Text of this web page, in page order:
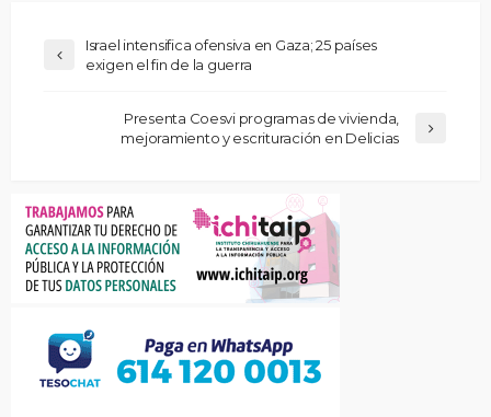
Israel intensifica ofensiva en Gaza; 25 países
exigen el fin de la guerra
Presenta Coesvi programas de vivienda,
mejoramiento y escrituración en Delicias